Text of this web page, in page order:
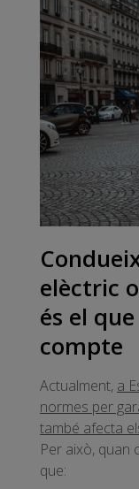
elèctric
és el
compte
Actualment, a
normes per
també afecta
Per això, quan
que: